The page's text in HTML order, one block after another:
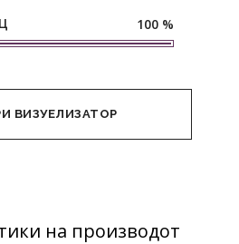
100 %
ВИЗУЕЛИЗАТОР
на производот